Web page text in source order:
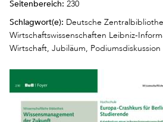
Seitenbereich: 230
Schlagwort(e): Deutsche
Wirtschaftswissenschaften Leibniz-
Wirtschaft, Jubiläum, Podiumsdiskussion